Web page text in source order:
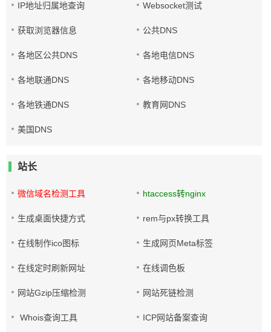
IP地址归属地查询 Websocket测试
获取浏览器信息 公共DNS
各地区公共DNS 各地电信DNS
各地联通DNS 各地移动DNS
各地铁通DNS 教育网DNS
美国DNS
站长
微信域名检测工具 htaccess转nginx
生成桌面快捷方式 rem与px转换工具
在线制作ico图标 生成网页Meta标签
在线定时刷新网址 在线调色板
网站Gzip压缩检测 网站死链检测
Whois查询工具 ICP网站备案查询